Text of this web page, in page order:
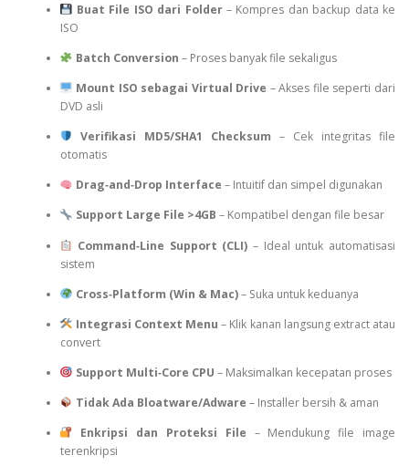
Buat File ISO dari Folder– Kompres dan backup data ke
ISO
Batch Conversion – Proses banyak file sekaligus
Mount ISO sebagai Virtual Drive – Akses file seperti dari
DVD asli
Verifikasi MD5/SHA1 Checksum – Cek integritas file
otomatis
Drag‑and‑Drop Interface – Intuitif dan simpel digunakan
Support Large File >4GB – Kompatibel dengan file besar
Command‑Line Support (CLI) – Ideal untuk automatisasi
sistem
Cross‑Platform (Win & Mac)– Suka untuk keduanya
Integrasi Context Menu – Klik kanan langsung extract atau
convert
Support Multi‑Core CPU – Maksimalkan kecepatan proses
Tidak Ada Bloatware/Adware – Installer bersih & aman
Enkripsi dan Proteksi File – Mendukung file image
terenkripsi